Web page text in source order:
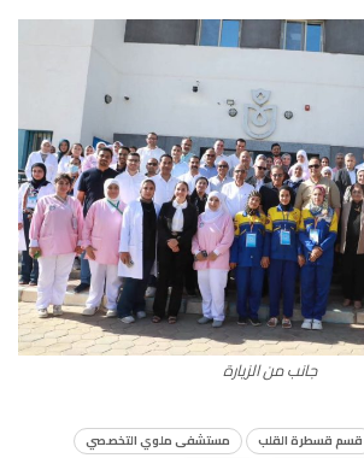
جانب من الزيارة
قسم قسطرة القلب
مستشفى ملوي التخصصي